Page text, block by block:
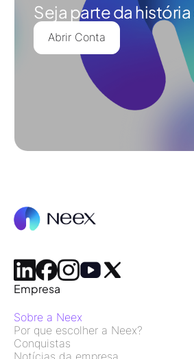
Seja parte da
Abrir Conta
Empresa
Sobre a Neex
Por que escolher a Neex?
Conquistas
Notícias da empresa